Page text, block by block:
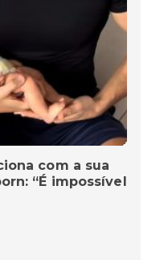
com a sua
“É impossível